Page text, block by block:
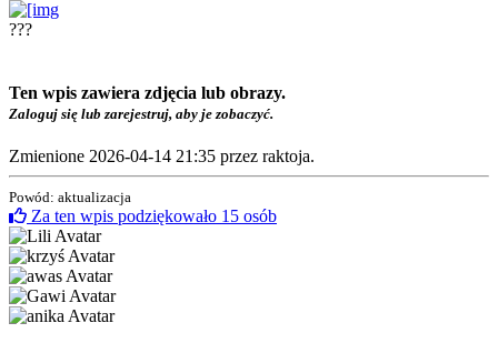
???
Ten wpis zawiera zdjęcia lub obrazy.
Zaloguj się lub zarejestruj, aby je zobaczyć.
Zmienione 2026-04-14 21:35 przez raktoja.
Powód: aktualizacja
Za ten wpis podziękowało 15 osób